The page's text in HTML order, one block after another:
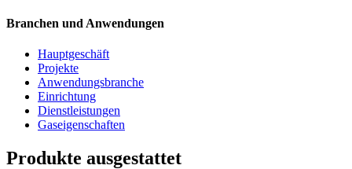
Branchen und Anwendungen
Hauptgeschäft
Projekte
Anwendungsbranche
Einrichtung
Dienstleistungen
Gaseigenschaften
Produkte ausgestattet